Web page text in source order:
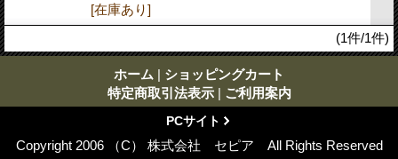
[在庫あり]
(1件/1件)
ホーム | ショッピングカート
特定商取引法表示 | ご利用案内
PCサイト
Copyright 2006 （C） 株式会社 セピア All Rights Reserved